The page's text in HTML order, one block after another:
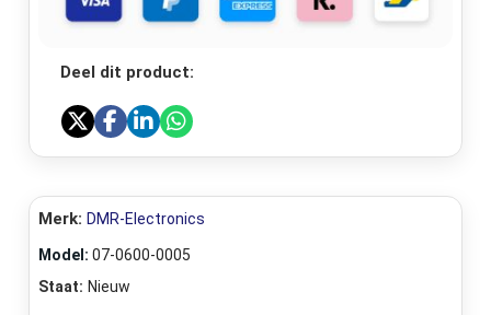
Deel dit product:
Merk: DMR-Electronics
Model: 07-0600-0005
Staat: Nieuw